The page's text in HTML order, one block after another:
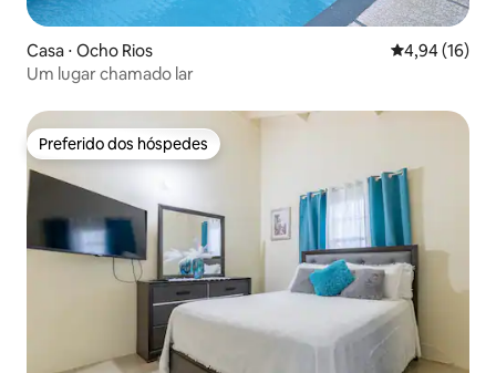
Casa ⋅ Ocho Rios 4,94 de uma
4,94 (16)
Um lugar chamado lar
Preferido dos hóspedes
Preferido dos hóspedes